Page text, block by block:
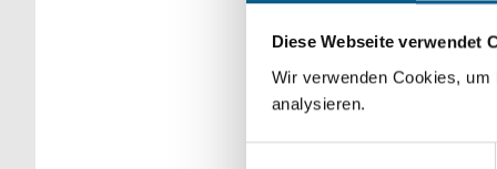
Diese Webseite verwendet
Wir verwenden Cookies,
analysieren.
Bitte Suchbegriff
verfeinert werden.